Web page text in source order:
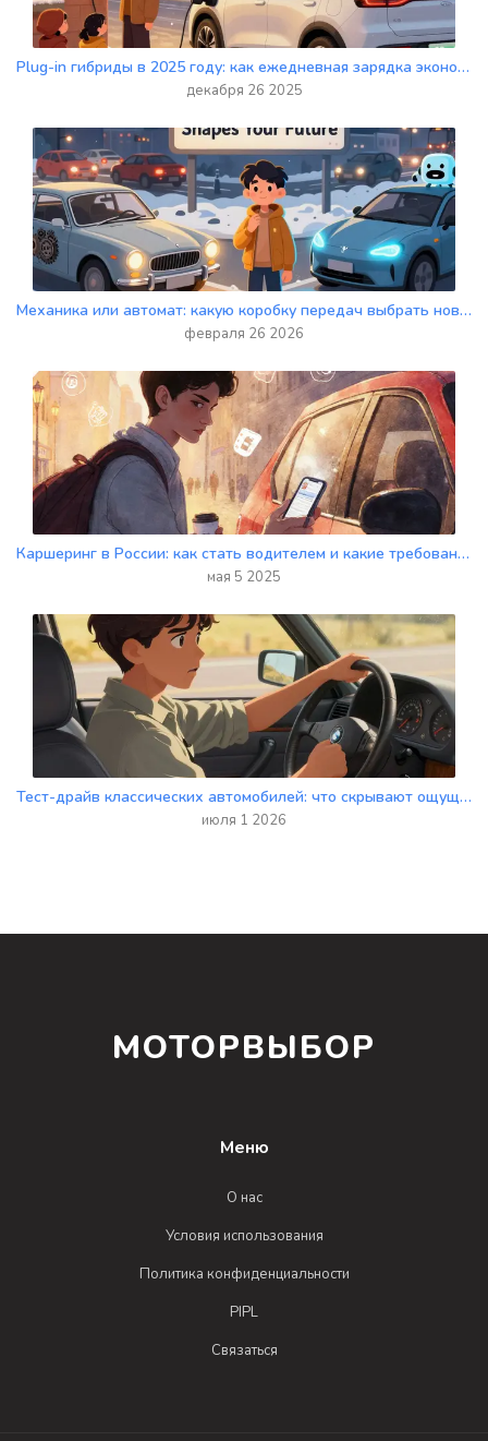
Plug-in гибриды в 2025 году: как ежедневная зарядка экономит топливо на 70%
декабря 26 2025
Механика или автомат: какую коробку передач выбрать новичку в 2026 году
февраля 26 2026
Каршеринг в России: как стать водителем и какие требования к стажу в 2025 году
мая 5 2025
Тест-драйв классических автомобилей: что скрывают ощущения от старой техники
июля 1 2026
МОТОРВЫБОР
Меню
О нас
Условия использования
Политика конфиденциальности
PIPL
Связаться